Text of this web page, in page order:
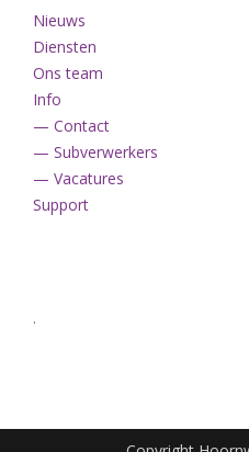
Nieuws
Diensten
Ons team
Info
— Contact
— Subverwerkers
— Vacatures
Support
.